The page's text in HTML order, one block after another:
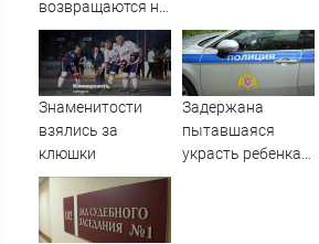
возвращаются на
Алтай
Знаменитости
взялись за
клюшки
Задержана
пытавшаяся
украсть ребенка